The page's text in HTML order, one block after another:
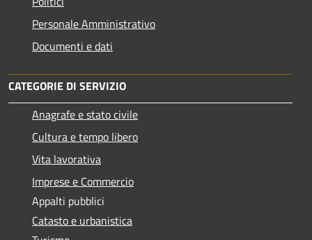
Personale Amministrativo
Documenti e dati
CATEGORIE DI SERVIZIO
Anagrafe e stato civile
Cultura e tempo libero
Vita lavorativa
Imprese e Commercio
Appalti pubblici
Catasto e urbanistica